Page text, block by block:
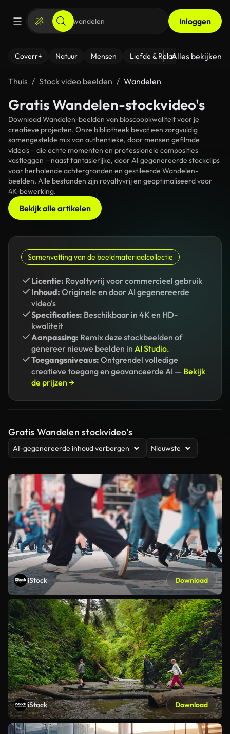
Inloggen
Coverr+ Natuur Mensen Liefde & Relaties - Fitness
Alles bekijken
Thuis Stock video beelden Wandelen
Gratis Wandelen-stockvideo's
Download Wandelen-beelden van bioscoopkwaliteit voor je
creatieve projecten. Onze bibliotheek bevat een zorgvuldig
samengestelde mix van authentieke, door mensen gefilmde
video's – die echte momenten en professionele composities
vastleggen – naast fantasierijke, door AI gegenereerde stockclips
voor herhalende achtergronden en gestileerde Wandelen-
beelden. Alle bestanden zijn royaltyvrij en geoptimaliseerd voor
4K-bewerking.
Bekijk alle artikelen
Samenvatting van de beeldmateriaalcollectie
Licentie: Royaltyvrij voor commercieel gebruik
Inhoud: Originele en door AI gegenereerde
video's
Specificaties: Beschikbaar in 4K en HD-
kwaliteit
Aanpassing: Remix deze stockbeelden of
genereer nieuwe beelden in AI Studio.
Toegangsniveaus: Ontgrendel volledige
creatieve toegang en geavanceerde AI — Bekijk
de prijzen →
Gratis Wandelen stockvideo’s
AI-gegenereerde inhoud verbergen Nieuwste
iStock Download
iStock Download